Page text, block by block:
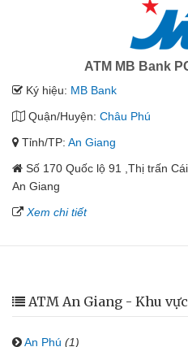
ATM MB Bank
Ký hiệu: MB Bank
Quận/Huyện: Châu Phú
Tỉnh/TP: An Giang
Số 170 Quốc lộ 91 ,Thị trấn
An Giang
Xem chi tiết
ATM An Giang - Khu vực
An Phú (1)